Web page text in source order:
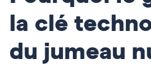
la clé
du jumeau